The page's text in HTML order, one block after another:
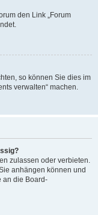
den Link „Forum
so können Sie dies im
verwalten“ machen.
zulassen oder verbieten.
anhängen können und
an die Board-